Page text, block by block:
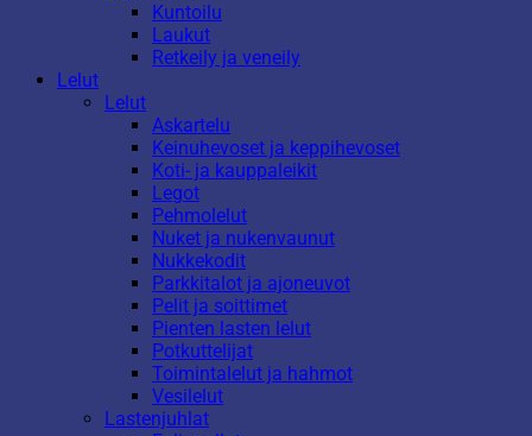
Kuntoilu
Laukut
Retkeily ja veneily
Lelut
Lelut
Askartelu
Keinuhevoset ja keppihevoset
Koti- ja kauppaleikit
Legot
Pehmolelut
Nuket ja nukenvaunut
Nukkekodit
Parkkitalot ja ajoneuvot
Pelit ja soittimet
Pienten lasten lelut
Potkuttelijat
Toimintalelut ja hahmot
Vesilelut
Lastenjuhlat